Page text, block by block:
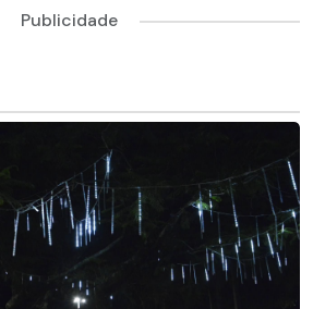
Publicidade